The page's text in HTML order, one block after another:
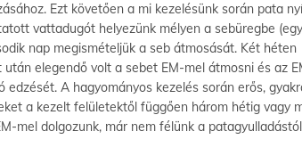
Ezt követően a mi kezelésünk során pata
vattadugót helyezünk mélyen a sebüregbe
nap megismételjük a seb átmosását. Két héten
elegendő volt a sebet EM-mel átmosni és az
A hagyományos kezelés során erős,
a kezelt felületektől függően három hétig vagy
mel dolgozunk, már nem félünk a